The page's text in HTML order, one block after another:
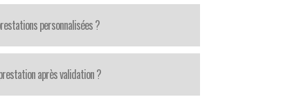
personnalisées ?
après validation ?